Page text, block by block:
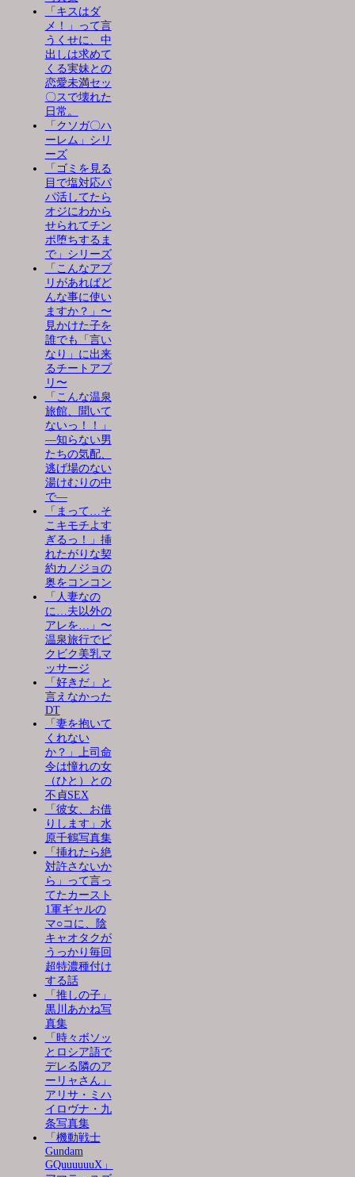
「キスはダ
メ！」って言
うくせに、中
出しは求めて
くる実妹との
恋愛未満セッ
〇スで壊れた
日常。
「クソガ〇ハ
ーレム」シリ
ーズ
「ゴミを見る
目で塩対応パ
パ活してたら
オジにわから
せられてチン
ポ堕ちするま
で」シリーズ
「こんなアプ
リがあればど
んな事に使い
ますか？」〜
見かけた子を
誰でも「言い
なり」に出来
るチートアプ
リ〜
「こんな温泉
旅館、聞いて
ないっ！！」
―知らない男
たちの気配、
逃げ場のない
湯けむりの中
で―
「まって…そ
こキモチよす
ぎるっ！」挿
れたがりな契
約カノジョの
奥をコンコン
「人妻なの
に…夫以外の
アレを…」〜
温泉旅行でビ
クビク美乳マ
ッサージ
「好きだ」と
言えなかった
DT
「妻を抱いて
くれない
か？」上司命
令は憧れの女
（ひと）との
不貞SEX
「彼女、お借
りします」水
原千鶴写真集
「挿れたら絶
対許さないか
ら」って言っ
てたカースト
1軍ギャルの
マ○コに、陰
キャオタクが
うっかり毎回
超特濃種付け
する話
「推しの子」
黒川あかね写
真集
「時々ボソッ
とロシア語で
デレる隣のア
ーリャさん」
アリサ・ミハ
イロヴナ・九
条写真集
「機動戦士
Gundam
GQuuuuuuX」